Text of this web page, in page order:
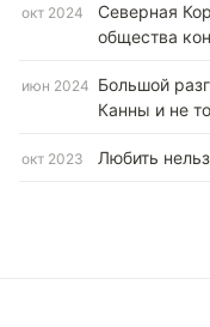
окт 2024
Северная
общества
июн 2024 Большой
Канны и не
окт 2023 Любить